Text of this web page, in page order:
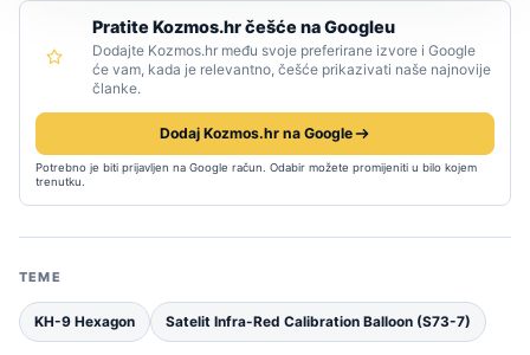
Pratite Kozmos.hr češće na Googleu
Dodajte Kozmos.hr među svoje preferirane izvore i Google
će vam, kada je relevantno, češće prikazivati naše najnovije
članke.
Dodaj Kozmos.hr na Google
Potrebno je biti prijavljen na Google račun. Odabir možete promijeniti u bilo kojem
trenutku.
TEME
KH-9 Hexagon Satelit Infra-Red Calibration Balloon (S73-7)